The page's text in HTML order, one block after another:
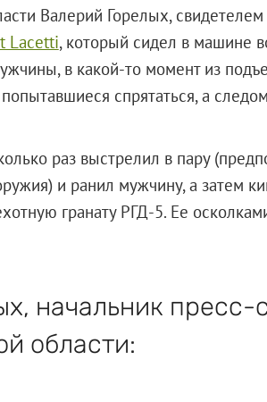
Валерий Горелых,
Lacetti, который сидел в машине
в какой-то момент из
спрятаться, а
раз выстрелил в пару
и ранил мужчину, а затем
гранату РГД-5. Ее
начальник
области: